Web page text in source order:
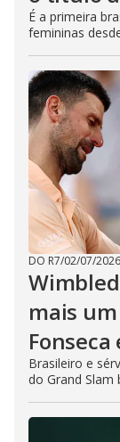
É a primeira
femininas
DO R7/02/07/2026
mais
Brasileiro e
do Grand Slam